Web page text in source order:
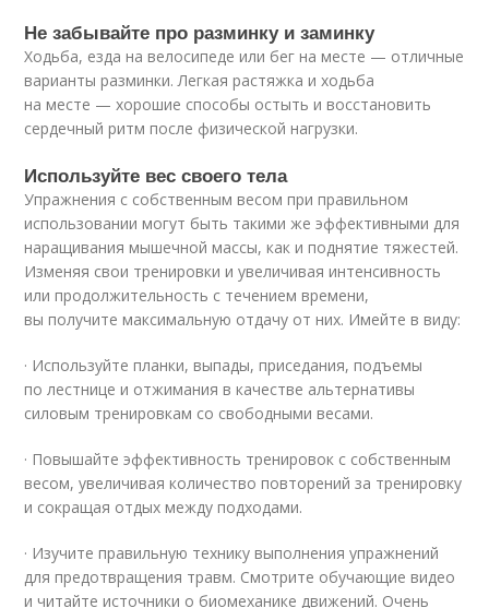
Не забывайте про разминку и заминку
Ходьба, езда на велосипеде или бег на месте — отличные
варианты разминки. Легкая растяжка и ходьба
на месте — хорошие способы остыть и восстановить
сердечный ритм после физической нагрузки.
Используйте вес своего тела
Упражнения с собственным весом при правильном
использовании могут быть такими же эффективными для
наращивания мышечной массы, как и поднятие тяжестей.
Изменяя свои тренировки и увеличивая интенсивность
или продолжительность с течением времени,
вы получите максимальную отдачу от них. Имейте в виду:
· Используйте планки, выпады, приседания, подъемы
по лестнице и отжимания в качестве альтернативы
силовым тренировкам со свободными весами.
· Повышайте эффективность тренировок с собственным
весом, увеличивая количество повторений за тренировку
и сокращая отдых между подходами.
· Изучите правильную технику выполнения упражнений
для предотвращения травм. Смотрите обучающие видео
и читайте источники о биомеханике движений. Очень